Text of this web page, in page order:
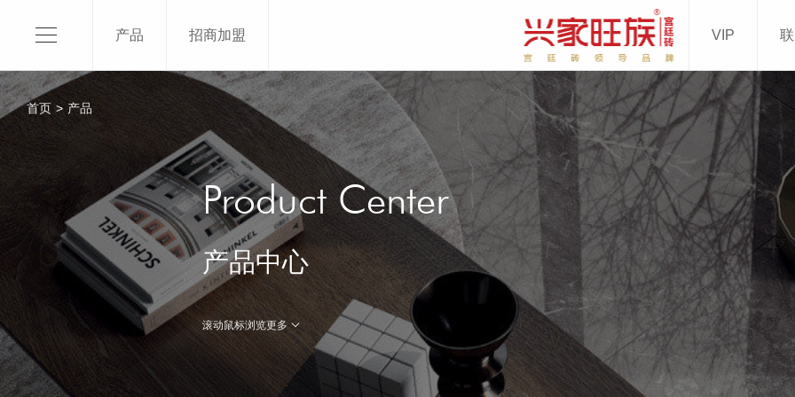
品牌介绍
产品优势
发展历程
辉煌荣誉
联系我们
600x1200mm
800x800mm
400x800mm
了解更多+
产品 招商加盟 VIP
首页 > 产品
Product Center
产品中心
滚动鼠标浏览更多 